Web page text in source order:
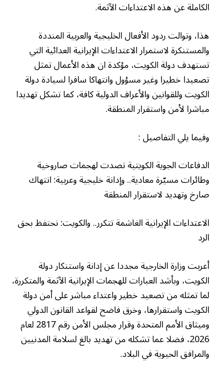
الكاملة عن هذه الاعتداءات الآثمة.
هذا، وتوالت ردود الأفعال الخليجية والعربية المنددة
والمستنكرة لاستمرار الاعتداءات الإيرانية العدائية التي
تستهدف دولة الكويت، مؤكدة ان هذه الأعمال تمثل
تصعيدا خطيرا وغير مسؤول وانتهاكا سافرا لسيادة دولة
الكويت وللقوانين والأعراف الدولية كافة، كما تشكل تهديدا
مباشرا لأمن واستقرار المنطقة.
وفيما يلي التفاصيل :
الدفاعات الجوية الكويتية تصدت لهجمات صاروخية
وطائرات مسيّرة معادية.. وإدانة خليجية وعربية: انتهاك
صارخ وتهديد لاستقرار المنطقة
الاعتداءات الإيرانية الغاشمة تتكرر.. والكويت: نحتفظ بحق
الرد
أعربت وزارة الخارجية مجددا عن إدانة واستنكار دولة
الكويت، وبأشد العبارات للهجمات الإيرانية الآثمة والمتكررة،
لما تمثله من تصعيد خطير واعتداء مباشر على أمن دولة
الكويت واستقرارها، وخرق فاضح لقواعد القانون الدولي
وميثاق الأمم المتحدة وقرار مجلس الأمن رقم 2817 لعام
2026، فضلا عما تشكله من تهديد بالغ لسلامة المدنيين
والمرافق الحيوية في البلاد.